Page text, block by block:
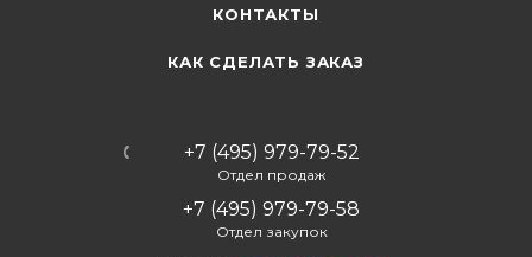
КОНТАКТЫ
КАК СДЕЛАТЬ ЗАКАЗ
+7 (495) 979-79-52
Отдел продаж
+7 (495) 979-79-58
Отдел закупок